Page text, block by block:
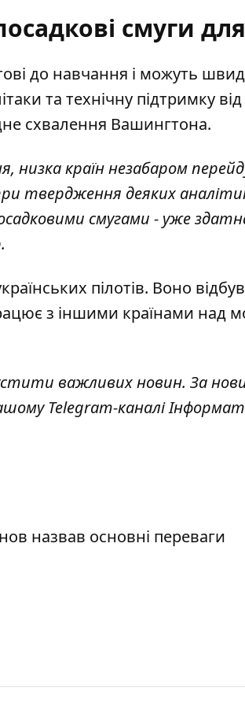
смуги
до навчання і можуть
та технічну підтримку від
схвалення Вашингтона.
низка країн незабаром
твердження деяких
смугами - уже
пілотів. Воно
з іншими країнами над
важливих новин. За
Telegram-каналі
назвав основні переваги